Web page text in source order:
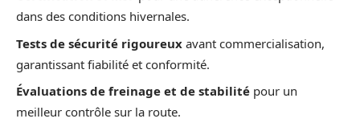
dans des conditions hivernales.
Tests de sécurité rigoureux avant commercialisation,
garantissant fiabilité et conformité.
Évaluations de freinage et de stabilité pour un
meilleur contrôle sur la route.